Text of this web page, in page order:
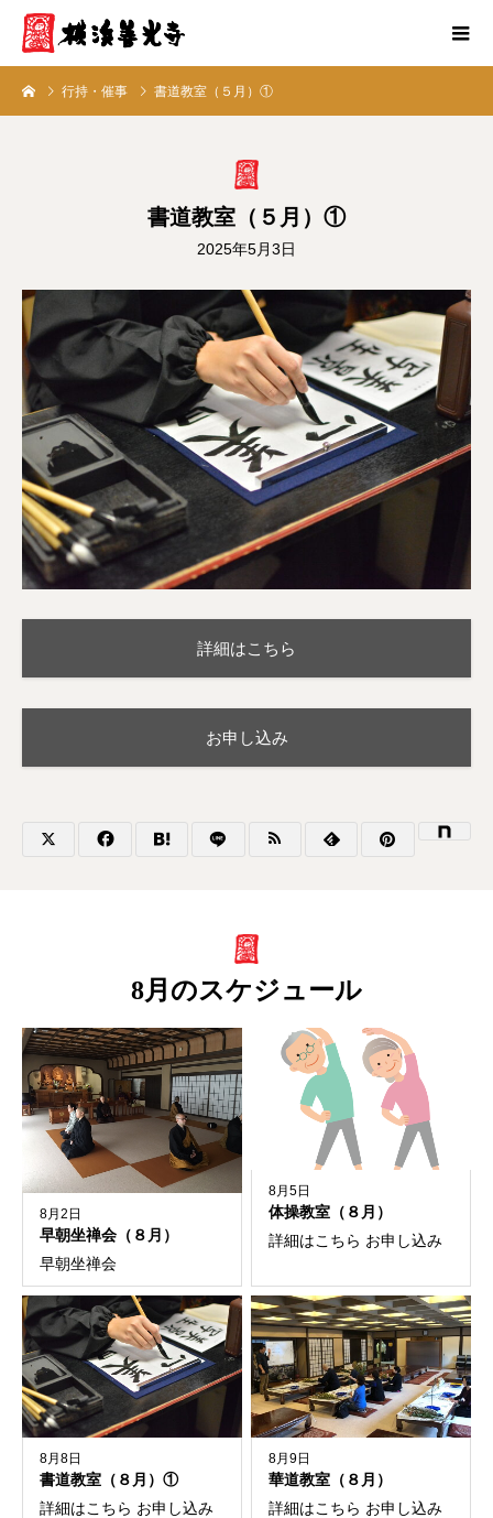
行持・催事 書道教室（５月）①
書道教室（５月）①
2025年5月3日
詳細はこちら
お申し込み
8月のスケジュール
8月2日
早朝坐禅会（８月）
早朝坐禅会
8月5日
体操教室（８月）
詳細はこちら お申し込み
8月8日
書道教室（８月）①
詳細はこちら お申し込み
8月9日
華道教室（８月）
詳細はこちら お申し込み